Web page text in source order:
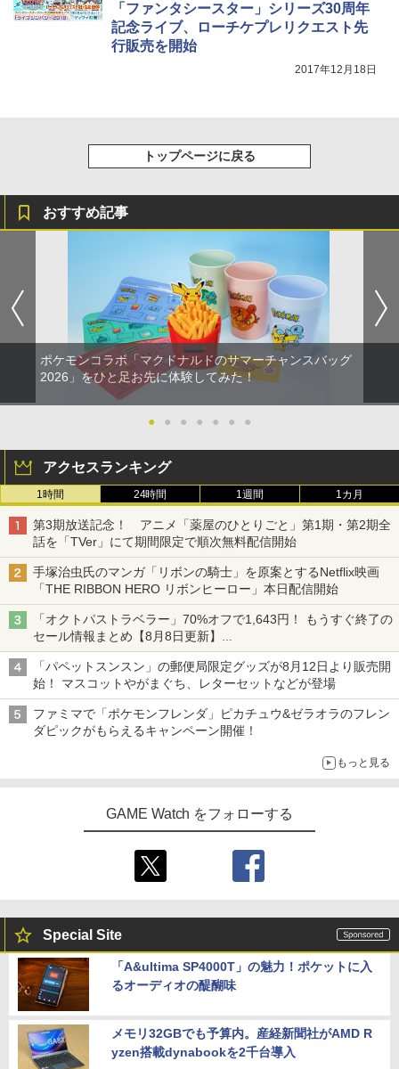
「ファンタシースター」シリーズ30周年
記念ライブ、ローチケプレリクエスト先
行販売を開始
2017年12月18日
トップページに戻る
おすすめ記事
ポケモンコラボ「マクドナルドのサマーチャンスバッグ
2026」をひと足お先に体験してみた！
● ● ● ● ● ● ●
アクセスランキング
1時間 24時間 1週間 1カ月
第3期放送記念！ アニメ「薬屋のひとりごと」第1期・第2期全
話を「TVer」にて期間限定で順次無料配信開始
手塚治虫氏のマンガ「リボンの騎士」を原案とするNetflix映画
「THE RIBBON HERO リボンヒーロー」本日配信開始
「オクトパストラベラー」70%オフで1,643円！ もうすぐ終了の
セール情報まとめ【8月8日更新】
ニンテンドーeショップでは「大神 絶景版」が67%オフで990円
「パペットスンスン」の郵便局限定グッズが8月12日より販売開
始！ マスコットやがまぐち、レターセットなどが登場
ファミマで「ポケモンフレンダ」ピカチュウ&ゼラオラのフレン
ダピックがもらえるキャンペーン開催！
もっと見る
GAME Watch をフォローする
Special Site
「A&ultima SP4000T」の魅力！ポケットに入
るオーディオの醍醐味
メモリ32GBでも予算内。産経新聞社がAMD R
yzen搭載dynabookを2千台導入